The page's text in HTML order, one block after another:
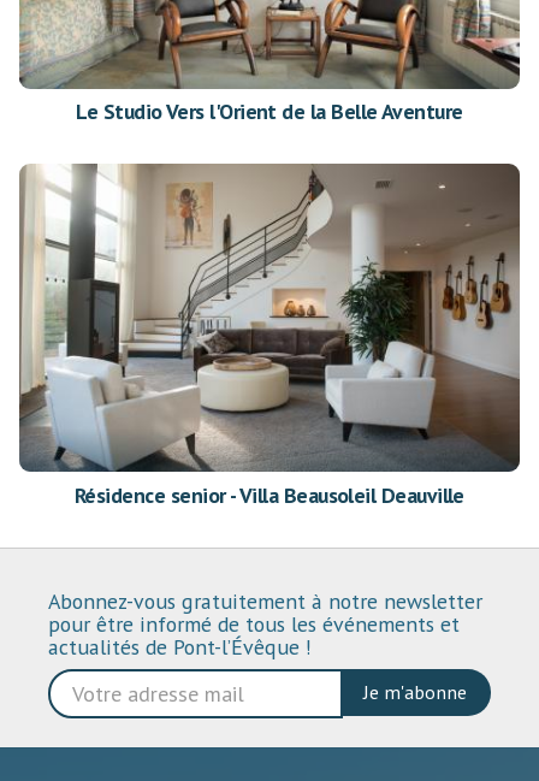
Le Studio Vers l'Orient de la Belle Aventure
Résidence senior - Villa Beausoleil Deauville
Abonnez-vous gratuitement à notre newsletter
pour être informé de tous les événements et
actualités de Pont-l’Évêque !
Je m'abonne